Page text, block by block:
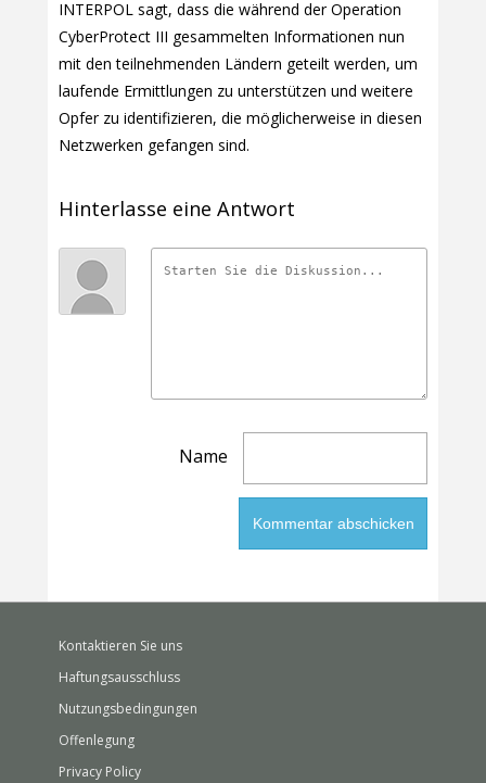
INTERPOL sagt, dass die während der Operation
CyberProtect III gesammelten Informationen nun
mit den teilnehmenden Ländern geteilt werden, um
laufende Ermittlungen zu unterstützen und weitere
Opfer zu identifizieren, die möglicherweise in diesen
Netzwerken gefangen sind.
Hinterlasse eine Antwort
Name
Kontaktieren Sie uns
Haftungsausschluss
Nutzungsbedingungen
Offenlegung
Privacy Policy